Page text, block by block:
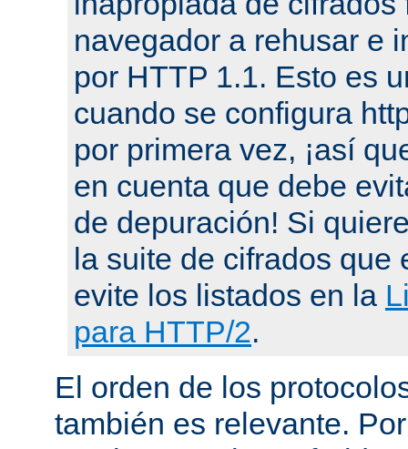
navegador a rehusar e
por HTTP 1.1. Esto es
cuando se configura
por primera vez, ¡así
en cuenta que debe
de depuración! Si
la suite de cifrados que
evite los listados en la
para HTTP/2.
El orden de los
también es relevante.